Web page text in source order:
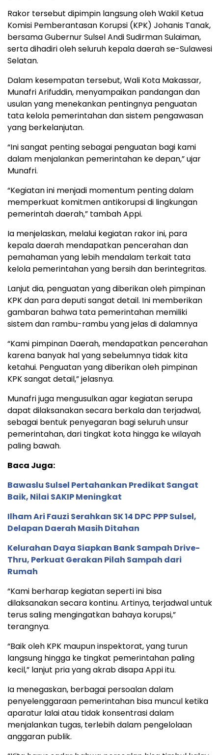
Rakor tersebut dipimpin langsung oleh Wakil Ketua
Komisi Pemberantasan Korupsi (KPK) Johanis Tanak,
bersama Gubernur Sulsel Andi Sudirman Sulaiman,
serta dihadiri oleh seluruh kepala daerah se-Sulawesi
Selatan.
Dalam kesempatan tersebut, Wali Kota Makassar,
Munafri Arifuddin, menyampaikan pandangan dan
usulan yang menekankan pentingnya penguatan
tata kelola pemerintahan dan sistem pengawasan
yang berkelanjutan.
“Ini sangat penting sebagai penguatan bagi kami
dalam menjalankan pemerintahan ke depan,” ujar
Munafri.
“Kegiatan ini menjadi momentum penting dalam
memperkuat komitmen antikorupsi di lingkungan
pemerintah daerah,” tambah Appi.
Ia menjelaskan, melalui kegiatan rakor ini, para
kepala daerah mendapatkan pencerahan dan
pemahaman yang lebih mendalam terkait tata
kelola pemerintahan yang bersih dan berintegritas.
Lanjut dia, penguatan yang diberikan oleh pimpinan
KPK dan para deputi sangat detail. Ini memberikan
gambaran bahwa tata pemerintahan memiliki
sistem dan rambu-rambu yang jelas di dalamnya
“Kami pimpinan Daerah, mendapatkan pencerahan
karena banyak hal yang sebelumnya tidak kita
ketahui. Penguatan yang diberikan oleh pimpinan
KPK sangat detail,” jelasnya.
Munafri juga mengusulkan agar kegiatan serupa
dapat dilaksanakan secara berkala dan terjadwal,
sebagai bentuk penyegaran bagi seluruh unsur
pemerintahan, dari tingkat kota hingga ke wilayah
paling bawah.
Baca Juga:
Bawaslu Sulsel Pertahankan Predikat Sangat
Baik, Nilai SAKIP Meningkat
Ilham Ari Fauzi Serahkan SK 14 DPC PPP Sulsel,
Delapan Daerah Masih Ditahan
Kelurahan Daya Siapkan Bank Sampah Drive-
Thru, Perkuat Gerakan Pilah Sampah dari
Rumah
“Kami berharap kegiatan seperti ini bisa
dilaksanakan secara kontinu. Artinya, terjadwal untuk
terus saling mengingatkan bahaya korupsi,”
terangnya.
“Baik oleh KPK maupun inspektorat, yang turun
langsung hingga ke tingkat pemerintahan paling
kecil,” lanjut pria yang akrab disapa Appi itu.
Ia menegaskan, berbagai persoalan dalam
penyelenggaraan pemerintahan bisa muncul ketika
aparatur lalai atau tidak konsentrasi dalam
menjalankan tugas, terlebih dalam pengelolaan
anggaran publik.